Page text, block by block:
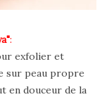
:
exfolier et
sur peau propre
en douceur de la